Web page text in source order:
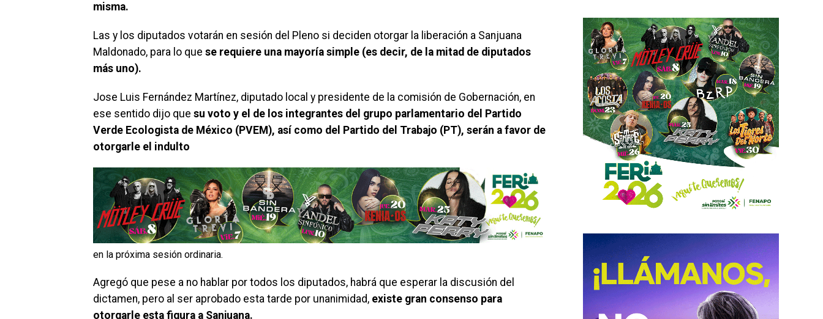
misma.
Las y los diputados votarán en sesión del Pleno si deciden otorgar la liberación a Sanjuana
Maldonado, para lo que se requiere una mayoría simple (es decir, de la mitad de diputados
más uno).
Jose Luis Fernández Martínez, diputado local y presidente de la comisión de Gobernación, en
ese sentido dijo que su voto y el de los integrantes del grupo parlamentario del Partido
Verde Ecologista de México (PVEM), así como del Partido del Trabajo (PT), serán a favor de
otorgarle el indulto
en la próxima sesión ordinaria.
Agregó que pese a no hablar por todos los diputados, habrá que esperar la discusión del
dictamen, pero al ser aprobado esta tarde por unanimidad, existe gran consenso para
otorgarle esta figura a Sanjuana.